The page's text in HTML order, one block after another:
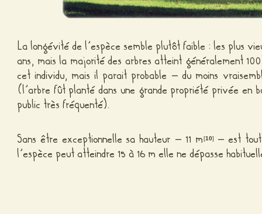
La longévité de l’espèce semble plutôt faible : les plus
ans, mais la majorité des arbres atteint généralement
cet individu, mais il parait probable – du moins
(l’arbre fût planté dans une grande propriété privée en
public très fréquenté).
Sans être exceptionnelle sa hauteur – 11 m[10]
– est
l’espèce peut atteindre 15 à 16 m elle ne dépasse